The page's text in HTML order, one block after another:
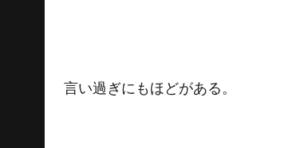
言い過ぎにもほどがある。